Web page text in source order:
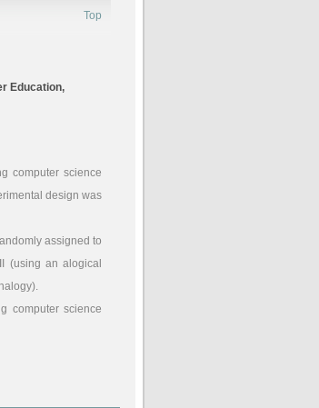
Top
Education,
computer science
design was
assigned to
(using an alogical
computer science